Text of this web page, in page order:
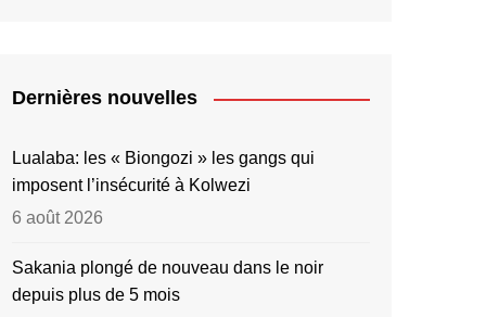
Dernières nouvelles
Lualaba: les « Biongozi » les gangs qui
imposent l’insécurité à Kolwezi
6 août 2026
Sakania plongé de nouveau dans le noir
depuis plus de 5 mois